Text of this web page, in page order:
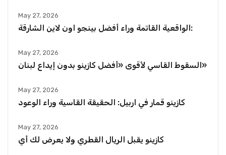
May 27, 2026
الواقعية القاتمة وراء أفضل بينجو اون لاين الشارقة:
May 27, 2026
السقوط القاسي لأقوى «أفضل كازينو بدون إيداع لبنان»
May 27, 2026
كازينو قمار في اربيل: الحقيقة القاسية وراء الوعود
May 27, 2026
كازينو يقبل الريال القطري ولا يعرض لك أي